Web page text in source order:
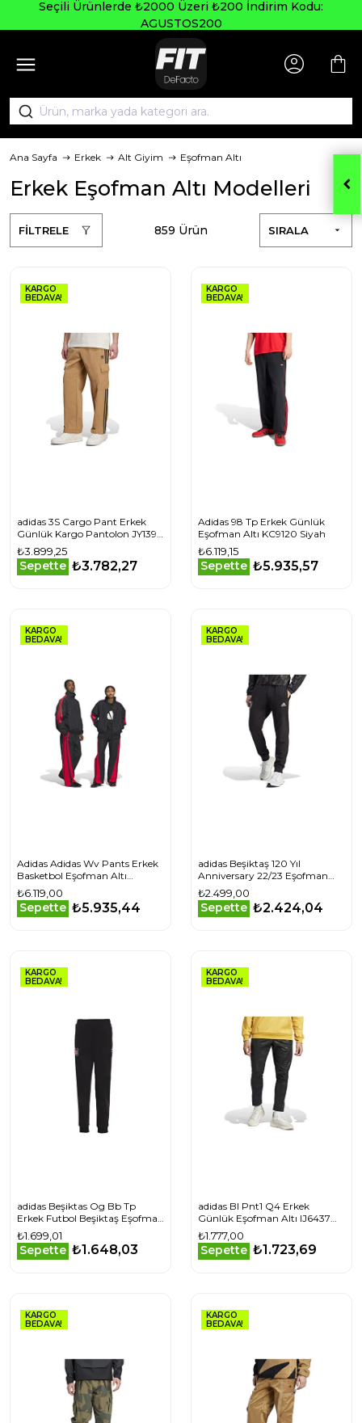
Seçili Ürünlerde ₺2000 Üzeri ₺200 İndirim Kodu:
AGUSTOS200
Ana Sayfa Erkek Alt Giyim Eşofman Altı
Erkek Eşofman Altı Modelleri
FİLTRELE SIRALA
859 Ürün
KARGO
BEDAVA!
adidas 3S Cargo Pant Erkek
Günlük Kargo Pantolon JY1392
Kahverengi
₺3.899,25
Sepette ₺3.782,27
KARGO
BEDAVA!
Adidas 98 Tp Erkek Günlük
Eşofman Altı KC9120 Siyah
₺6.119,15
Sepette ₺5.935,57
KARGO
BEDAVA!
Adidas Adidas Wv Pants Erkek
Basketbol Eşofman Altı
KA2077 Siyah
₺6.119,00
Sepette ₺5.935,44
KARGO
BEDAVA!
adidas Beşiktaş 120 Yıl
Anniversary 22/23 Eşofman
Altı Erkek Futbol Eşofman Altı
HT9832 Siyah
₺2.499,00
Sepette ₺2.424,04
KARGO
BEDAVA!
adidas Beşiktas Og Bb Tp
Erkek Futbol Beşiktaş Eşofman
Altı IP1264 Siyah
₺1.699,01
Sepette ₺1.648,03
KARGO
BEDAVA!
adidas Bl Pnt1 Q4 Erkek
Günlük Eşofman Altı IJ6437
Siyah
₺1.777,00
Sepette ₺1.723,69
KARGO
BEDAVA!
KARGO
BEDAVA!